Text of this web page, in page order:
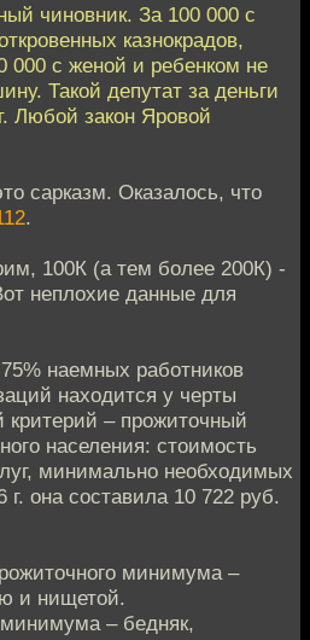
чиновник. За 100 000 с
казнокрадов,
000 с женой и ребенком не
Такой депутат за деньги
Любой закон Яровой
сарказм. Оказалось, что
.
100К (а тем более 200К) -
неплохие данные для
наемных работников
находится у черты
критерий – прожиточный
населения: стоимость
минимально необходимых
она составила 10 722 руб.
минимума –
и нищетой.
– бедняк,